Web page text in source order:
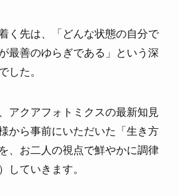
く先は、「どんな状態の自分で
最善のゆらぎである」という深
した。
アクアフォトミクスの最新知見
から事前にいただいた「生き方
、お二人の視点で鮮やかに調律
していきます。